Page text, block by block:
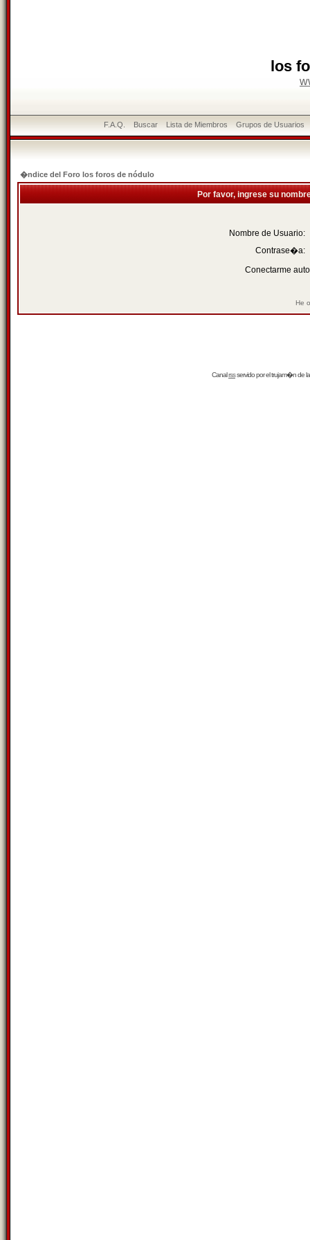
los
F.A.Q. Buscar Lista de Miembros Grupos de Usuarios
�ndice del Foro los foros de nódulo
Por favor, ingrese su
Nombre de Usuario:
Contrase�a:
Conectarme
He
Canalrssservido por eltrujam�nde